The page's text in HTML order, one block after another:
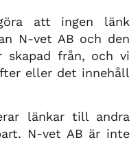
att ingen länk
N-vet AB och den
skapad från, och vi
eller det innehåll
länkar till andra
N-vet AB är inte